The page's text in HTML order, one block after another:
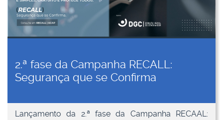
2.ª fase da Campanha RECALL:
Segurança que se Confirma
Lançamento da 2.ª fase da Campanha RECAAL: